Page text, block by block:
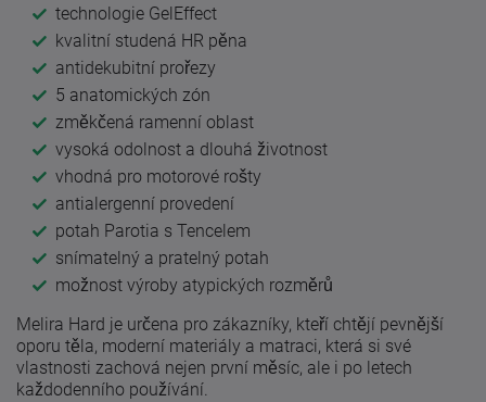
technologie GelEffect
kvalitní studená HR pěna
antidekubitní prořezy
5 anatomických zón
změkčená ramenní oblast
vysoká odolnost a dlouhá životnost
vhodná pro motorové rošty
antialergenní provedení
potah Parotia s Tencelem
snímatelný a pratelný potah
možnost výroby atypických rozměrů
Melira Hard je určena pro zákazníky, kteří chtějí pevnější
oporu těla, moderní materiály a matraci, která si své
vlastnosti zachová nejen první měsíc, ale i po letech
každodenního používání.